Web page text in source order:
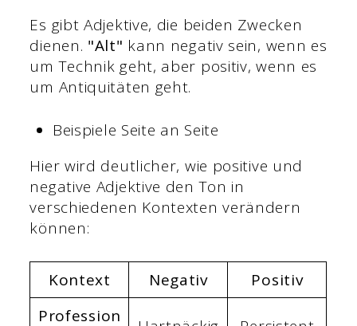
Es gibt Adjektive, die beiden Zwecken
dienen. "Alt" kann negativ sein, wenn es
um Technik geht, aber positiv, wenn es
um Antiquitäten geht.
Beispiele Seite an Seite
Hier wird deutlicher, wie positive und
negative Adjektive den Ton in
verschiedenen Kontexten verändern
können:
Kontext Negativ
Positiv
Profession